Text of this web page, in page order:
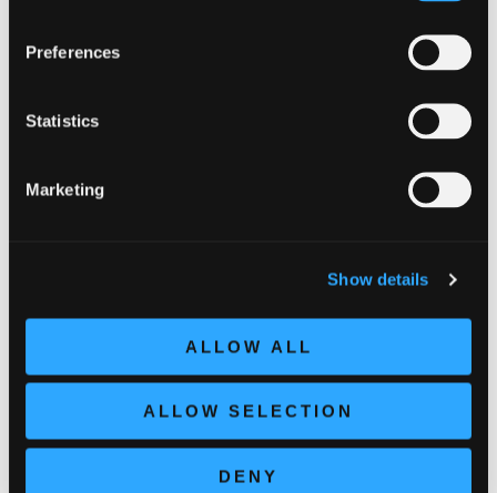
Preferences
Statistics
Marketing
Show details
ALLOW ALL
ALLOW SELECTION
DENY
Un vino elegante e dallo storytelling affascinante
presente nelle carte e wine lists dei migliori
NEXT POST